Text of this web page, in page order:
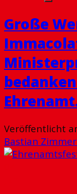
Große
Veröffentlicht
Bastian